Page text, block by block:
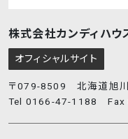
株式会社カンディハウ
オフィシャルサイト
〒079-8509 北海道旭
Tel 0166-47-1188 Fax